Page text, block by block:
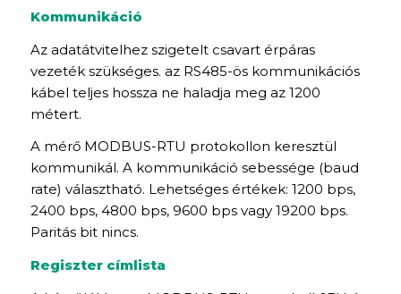
Kommunikáció
Az adatátvitelhez szigetelt csavart érpáras
vezeték szükséges. az RS485-ös kommunikációs
kábel teljes hossza ne haladja meg az 1200
métert.
A mérő MODBUS-RTU protokollon keresztül
kommunikál. A kommunikáció sebessége (baud
rate) választható. Lehetséges értékek: 1200 bps,
2400 bps, 4800 bps, 9600 bps vagy 19200 bps.
Paritás bit nincs.
Regiszter címlista